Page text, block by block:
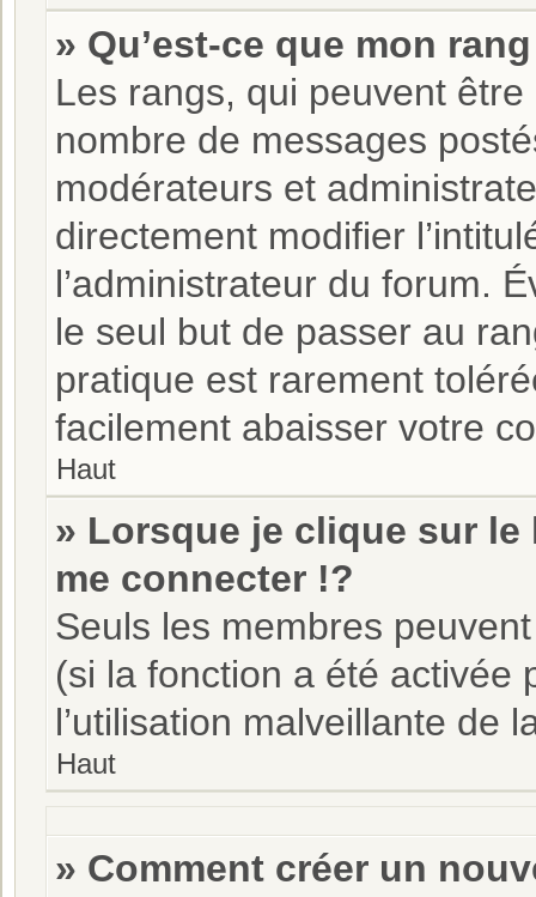
» Qu’est-ce que mon
Les rangs, qui peuvent
nombre de messages
modérateurs et
directement modifier
l’administrateur du forum.
le seul but de passer au
pratique est rarement
facilement abaisser votre
Haut
» Lorsque je clique sur
me connecter !?
Seuls les membres
(si la fonction a été activée
l’utilisation malveillante de
Haut
» Comment créer un